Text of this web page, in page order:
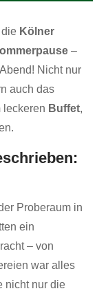
Kölner
–
Nicht nur
auch das
leckeren Buffet,
Proberaum in
ein
– von
war alles
nicht nur die